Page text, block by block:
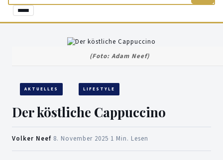
(Foto: Adam Neef)
AKTUELLES LIFESTYLE
Der köstliche Cappuccino
Volker Neef 8. November 2025 1 Min. Lesen